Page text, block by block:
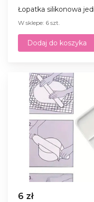
Łopatka silikonowa
W sklepe: 6 szt.
Dodaj do koszyka
6 zł